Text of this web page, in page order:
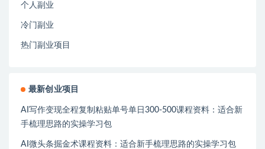
个人副业
冷门副业
热门副业项目
最新创业项目
AI写作变现全程复制粘贴单号单日300-500课程资料：适合新
手梳理思路的实操学习包
AI微头条掘金术课程资料：适合新手梳理思路的实操学习包